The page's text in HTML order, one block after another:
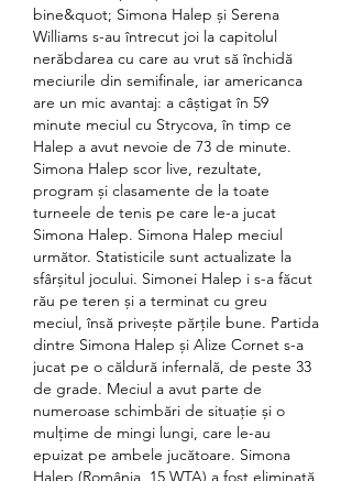
bine&quot; Simona Halep și Serena
Williams s-au întrecut joi la capitolul
nerăbdarea cu care au vrut să închidă
meciurile din semifinale, iar americanca
are un mic avantaj: a câștigat în 59
minute meciul cu Strycova, în timp ce
Halep a avut nevoie de 73 de minute.
Simona Halep scor live, rezultate,
program și clasamente de la toate
turneele de tenis pe care le-a jucat
Simona Halep. Simona Halep meciul
următor. Statisticile sunt actualizate la
sfârșitul jocului. Simonei Halep i s-a făcut
rău pe teren și a terminat cu greu
meciul, însă privește părțile bune. Partida
dintre Simona Halep și Alize Cornet s-a
jucat pe o căldură infernală, de peste 33
de grade. Meciul a avut parte de
numeroase schimbări de situație și o
mulțime de mingi lungi, care le-au
epuizat pe ambele jucătoare. Simona
Halep (România, 15 WTA) a fost eliminată